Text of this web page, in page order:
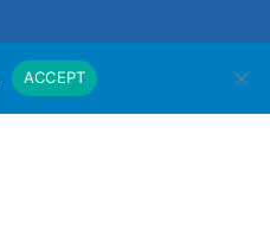
ACCEPT